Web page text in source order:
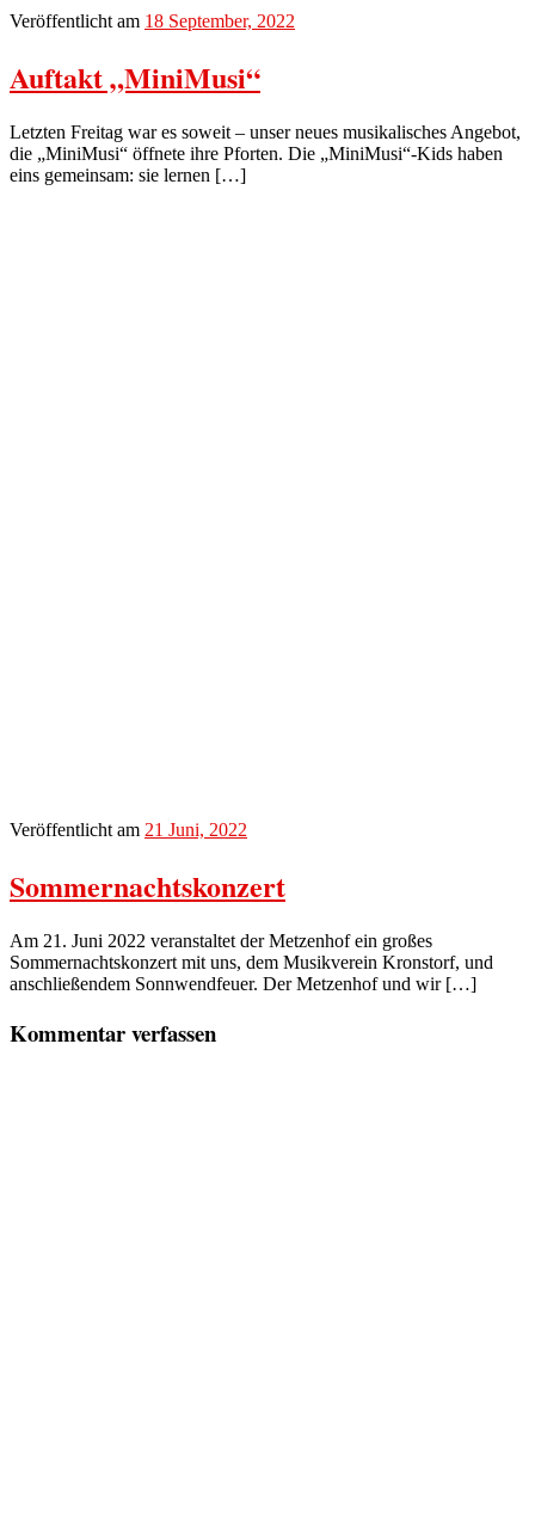
Veröffentlicht am 18 September, 2022
Auftakt „MiniMusi“
Letzten Freitag war es soweit – unser neues musikalisches Angebot,
die „MiniMusi“ öffnete ihre Pforten. Die „MiniMusi“-Kids haben
eins gemeinsam: sie lernen […]
Veröffentlicht am 21 Juni, 2022
Sommernachtskonzert
Am 21. Juni 2022 veranstaltet der Metzenhof ein großes
Sommernachtskonzert mit uns, dem Musikverein Kronstorf, und
anschließendem Sonnwendfeuer. Der Metzenhof und wir […]
Kommentar verfassen